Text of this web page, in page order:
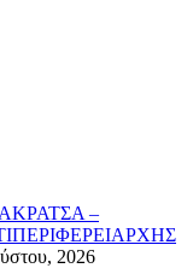
–
2026